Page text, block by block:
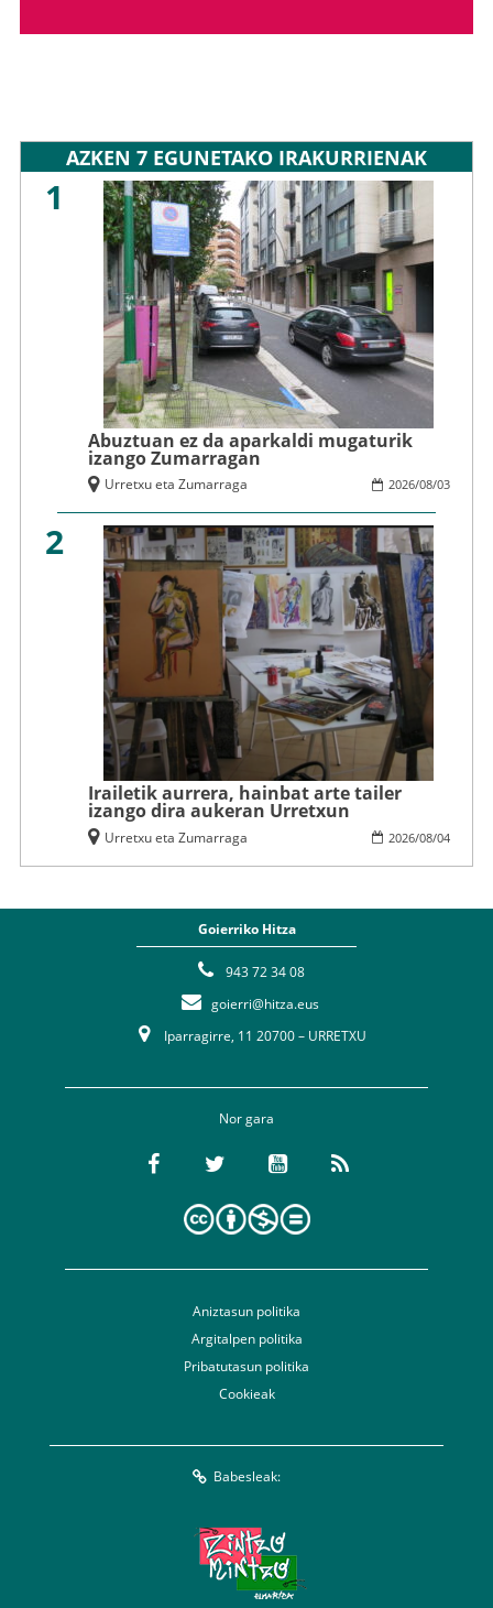
AZKEN 7 EGUNETAKO IRAKURRIENAK
1
Abuztuan ez da aparkaldi mugaturik
izango Zumarragan
2026/08/03
Urretxu eta Zumarraga
2
Irailetik aurrera, hainbat arte tailer
izango dira aukeran Urretxun
2026/08/04
Urretxu eta Zumarraga
Goierriko Hitza
943 72 34 08
goierri@hitza.eus
Iparragirre, 11 20700 – URRETXU
Nor gara
Aniztasun politika
Argitalpen politika
Pribatutasun politika
Cookieak
Babesleak: